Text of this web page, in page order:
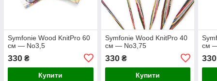
Symfonie Wood KnitPro 60
см — No3,5
330 ₴
Купити
Symfonie Wood KnitPro 40
см — No3,75
330₴
Купити
см
330